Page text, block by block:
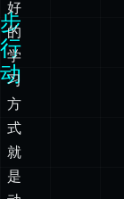
方
式
就
是
动
手
实
践！